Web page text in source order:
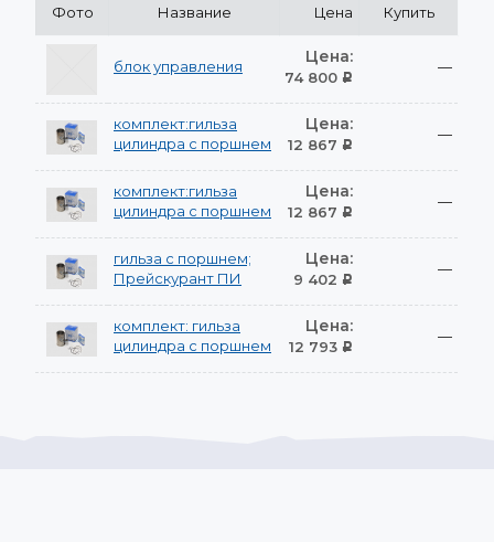
Фото Название Цена Купить
блок управления Цена:
74 800 Р
—
комплект:гильза
цилиндра с поршнем
Цена:
12 867 Р
—
комплект:гильза
цилиндра с поршнем
Цена:
12 867 Р
—
гильза с поршнем;
Прейскурант ПИ
Цена:
9 402 Р
—
комплект: гильза
цилиндра с поршнем
Цена:
12 793 Р
—